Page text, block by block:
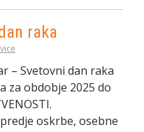
raka
– Svetovni dan raka
za obdobje 2025 do
oskrbe, osebne